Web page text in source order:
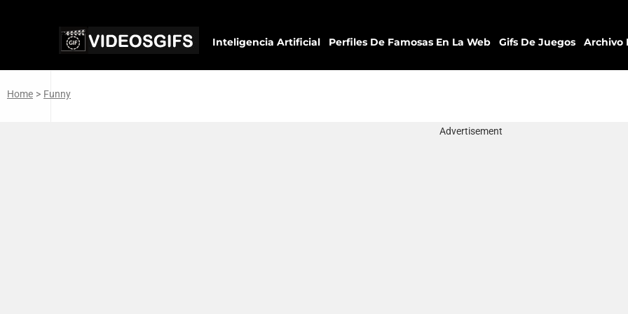
Inteligencia Artificial Perfiles De Famosas En La Web Gifs De Juegos Archivo
Home > Funny
Advertisement